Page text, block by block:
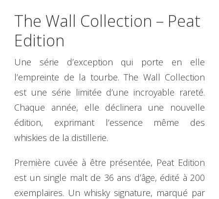
The Wall Collection – Peat
Edition
​​Une série d’exception qui porte en elle
l’empreinte de la tourbe. The Wall Collection
est une série limitée d’une incroyable rareté.
Chaque année, elle déclinera une nouvelle
édition, exprimant l’essence même des
whiskies de la distillerie.
Première cuvée à être présentée, Peat Edition
est un single malt de 36 ans d’âge, édité à 200
exemplaires. Un whisky signature, marqué par